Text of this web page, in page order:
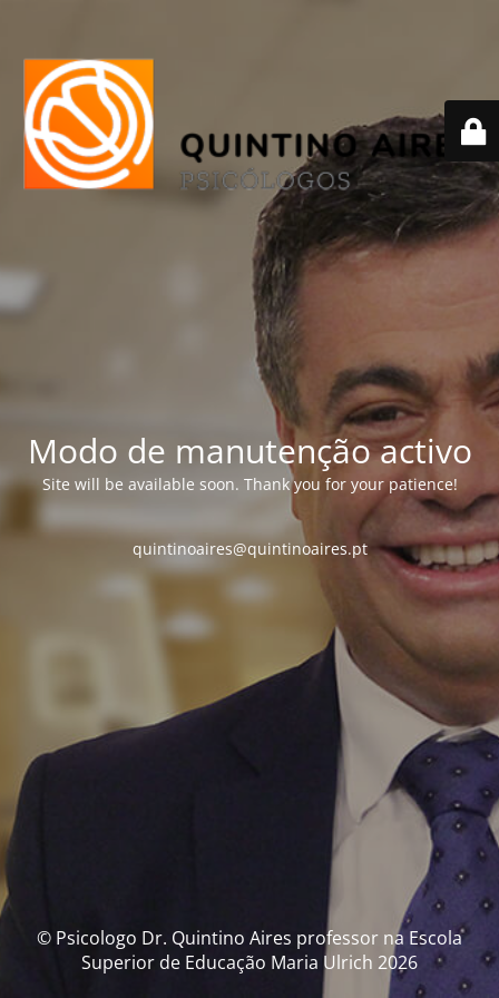
Modo de manutenção activo
Site will be available soon. Thank you for your patience!
quintinoaires@quintinoaires.pt
© Psicologo Dr. Quintino Aires professor na Escola
Superior de Educação Maria Ulrich 2026